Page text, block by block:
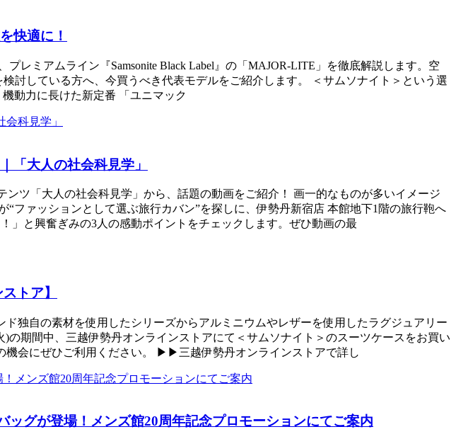
快適に！
レミアムライン『Samsonite Black Label』の「MAJOR-LITE」を徹底解説します。空
討している方へ、今買うべき代表モデルをご紹介します。 ＜サムソナイト＞という選
動力に長けた新定番 「ユニマック
「大人の社会科見学」
ツ「大人の社会科見学」から、話題の動画をご紹介！ 画一的なものが多いイメージ
ファッションとして選ぶ旅行カバン”を探しに、伊勢丹新宿店 本館地下1階の旅行鞄へ
」と興奮ぎみの3人の感動ポイントをチェックします。ぜひ動画の最
トア】
独自の素材を使用したシリーズからアルミニウムやレザーを使用したラグジュアリー
期間中、三越伊勢丹オンラインストアにて＜サムソナイト＞のスーツケースをお買い
機会にぜひご利用ください。 ▶▶三越伊勢丹オンラインストアで詳し
グが登場！メンズ館20周年記念プロモーションにてご案内